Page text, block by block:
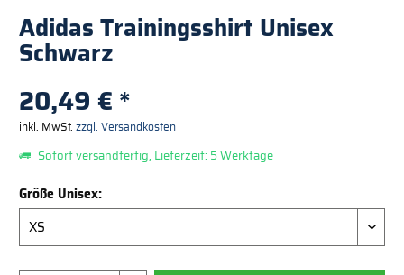
Adidas Trainingsshirt Unisex
Schwarz
20,49 € *
inkl. MwSt. zzgl. Versandkosten
Sofort versandfertig, Lieferzeit: 5 Werktage
Größe Unisex: